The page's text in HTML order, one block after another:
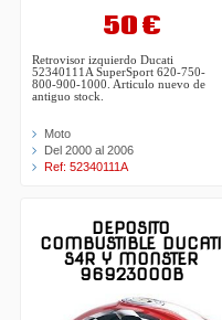
50 €
Retrovisor izquierdo Ducati
52340111A SuperSport 620-750-
800-900-1000. Articulo nuevo de
antiguo stock.
Moto
Del 2000 al 2006
Ref: 52340111A
DEPOSITO
COMBUSTIBLE DUCATI
S4R Y MONSTER
96923000B